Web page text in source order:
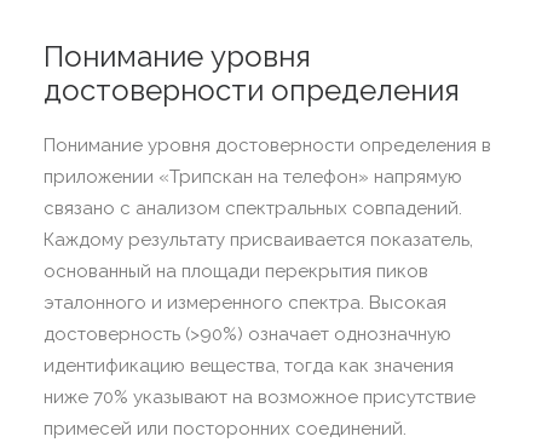
Понимание уровня
достоверности определения
Понимание уровня достоверности определения в
приложении «Трипскан на телефон» напрямую
связано с анализом спектральных совпадений.
Каждому результату присваивается показатель,
основанный на площади перекрытия пиков
эталонного и измеренного спектра. Высокая
достоверность (>90%) означает однозначную
идентификацию вещества, тогда как значения
ниже 70% указывают на возможное присутствие
примесей или посторонних соединений.